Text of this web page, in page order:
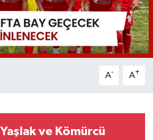
A- A+
Yaşlak ve Kömürcü